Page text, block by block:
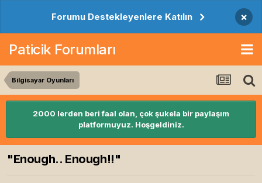
Forumu Destekleyenlere Katılın ×
Paticik Forumları
Bilgisayar Oyunları
2000 lerden beri faal olan, çok şukela bir paylaşım
platformuyuz. Hoşgeldiniz.
"Enough.. Enough!!"